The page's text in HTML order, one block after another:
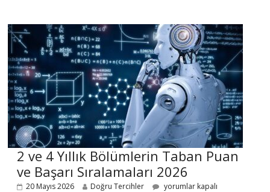
2 ve 4 Yıllık Bölümlerin Taban Puan
ve Başarı Sıralamaları 2026
20 Mayıs 2026 Doğru Tercihler yorumlar kapalı